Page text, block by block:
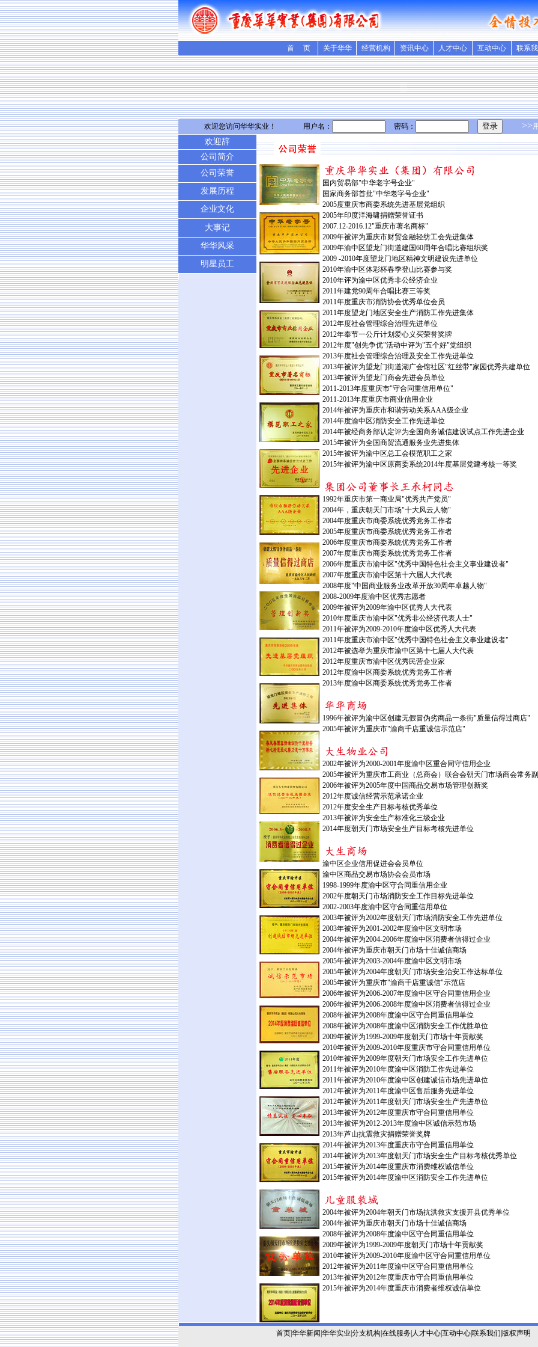
首 页 关于华华 经营机构 资讯中心 人才中心 互动中心 联系
欢迎您访问华华实业！ 用户名： 密码： >>
欢迎辞
公司简介
公司荣誉
国内贸易部"中华老字号企业"
国家商务部首批"中华老字号企业"
2005度重庆市商委系统先进基层党组织
2005年印度洋海啸捐赠荣誉证书
2007.12-2016.12"重庆市著名商标"
2009年被评为重庆市财贸金融轻纺工会先进集体
2009年渝中区望龙门街道建国60周年合唱比赛组织奖
2009 -2010年度望龙门地区精神文明建设先进单位
2010年渝中区体彩杯春季登山比赛参与奖
2010年评为渝中区优秀非公经济企业
2011年建党90周年合唱比赛三等奖
2011年度重庆市消防协会优秀单位会员
2011年度望龙门地区安全生产消防工作先进集体
2012年度社会管理综合治理先进单位
2012年奉节一公斤计划爱心义买荣誉奖牌
2012年度"创先争优"活动中评为"五个好"党组织
2013年度社会管理综合治理及安全工作先进单位
2013年被评为望龙门街道湖广会馆社区"红丝带"家园优秀共建单位
2013年被评为望龙门商会先进会员单位
2011-2013年度重庆市"守合同重信用单位"
2011-2013年度重庆市商业信用企业
2014年被评为重庆市和谐劳动关系AAA级企业
2014年度渝中区消防安全工作先进单位
2014年被经商务部认定评为全国商务诚信建设试点工作先进企业
2015年被评为全国商贸流通服务业先进集体
2015年被评为渝中区总工会模范职工之家
2015年被评为渝中区原商委系统2014年度基层党建考核一等奖
1992年重庆市第一商业局"优秀共产党员"
2004年，重庆朝天门市场"十大风云人物"
2004年度重庆市商委系统优秀党务工作者
2005年度重庆市商委系统优秀党务工作者
2006年度重庆市商委系统优秀党务工作者
2007年度重庆市商委系统优秀党务工作者
2006年度重庆市渝中区"优秀中国特色社会主义事业建设者"
2007年度重庆市渝中区第十六届人大代表
2008年度"中国商业服务业改革开放30周年卓越人物"
2008-2009年度渝中区优秀志愿者
2009年被评为2009年渝中区优秀人大代表
2010年度重庆市渝中区"优秀非公经济代表人士"
2011年被评为2009-2010年度渝中区优秀人大代表
2011年度重庆市渝中区"优秀中国特色社会主义事业建设者"
2012年被选举为重庆市渝中区第十七届人大代表
2012年度重庆市渝中区优秀民营企业家
2012年度渝中区商委系统优秀党务工作者
2013年度渝中区商委系统优秀党务工作者
1996年被评为渝中区创建无假冒伪劣商品一条街"质量信得过商店"
2005年被评为重庆市"渝商千店重诚信示范店"
2002年被评为2000-2001年度渝中区重合同守信用企业
2005年被评为重庆市工商业（总商会）联合会朝天门市场商会常务
2006年被评为2005年度中国商品交易市场管理创新奖
2012年度诚信经营示范承诺企业
2012年度安全生产目标考核优秀单位
2013年被评为安全生产标准化三级企业
2014年度朝天门市场安全生产目标考核先进单位
渝中区企业信用促进会会员单位
渝中区商品交易市场协会会员市场
1998-1999年度渝中区守合同重信用企业
2002年度朝天门市场消防安全工作目标先进单位
2002-2003年度渝中区守合同重信用单位
2003年被评为2002年度朝天门市场消防安全工作先进单位
2003年被评为2001-2002年度渝中区文明市场
2004年被评为2004-2006年度渝中区消费者信得过企业
2004年被评为重庆市朝天门市场十佳诚信商场
2005年被评为2003-2004年度渝中区文明市场
2005年被评为2004年度朝天门市场安全治安工作达标单位
2005年被评为重庆市"渝商千店重诚信"示范店
2006年被评为2006-2007年度渝中区守合同重信用企业
2006年被评为2006-2008年度渝中区消费者信得过企业
2008年被评为2008年度渝中区守合同重信用单位
2008年被评为2008年度渝中区消防安全工作优胜单位
2009年被评为1999-2009年度朝天门市场十年贡献奖
2010年被评为2009-2010年度重庆市守合同重信用单位
2010年被评为2009年度朝天门市场安全工作先进单位
2011年被评为2010年度渝中区消防工作先进单位
2011年被评为2010年度渝中区创建诚信市场先进单位
2012年被评为2011年度渝中区售后服务先进单位
2012年被评为2011年度朝天门市场安全生产先进单位
2013年被评为2012年度重庆市守合同重信用单位
2013年被评为2012-2013年度渝中区诚信示范市场
2013年芦山抗震救灾捐赠荣誉奖牌
2014年被评为2013年度重庆市守合同重信用单位
2014年被评为2013年度朝天门市场安全生产目标考核优秀单位
2015年被评为2014年度重庆市消费维权诚信单位
2015年被评为2014年度渝中区消防安全工作先进单位
2004年被评为2004年朝天门市场抗洪救灾支援开县优秀单位
2004年被评为重庆市朝天门市场十佳诚信商场
2008年被评为2008年度渝中区守合同重信用单位
2009年被评为1999-2009年度朝天门市场十年贡献奖
2010年被评为2009-2010年度渝中区守合同重信用单位
2012年被评为2011年度渝中区守合同重信用单位
2013年被评为2012年度重庆市守合同重信用单位
2015年被评为2014年度重庆市消费者维权诚信单位
发展历程
企业文化
大事记
华华风采
明星员工
首页华华新闻 华华实业 分支机构 在线服务 人才中心互动中心联系我们 版权声明